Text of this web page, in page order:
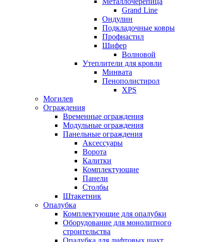
Grand Line
Ондулин
Подкладочные ковры
Профнастил
Шифер
Волновой
Утеплители для кровли
Минвата
Пенополистирол
XPS
Могилев
Ограждения
Временные ограждения
Модульные ограждения
Панельные ограждения
Аксессуары
Ворота
Калитки
Комплектующие
Панели
Столбы
Штакетник
Опалубка
Комплектующие для опалубки
Оборудование для монолитного
строительства